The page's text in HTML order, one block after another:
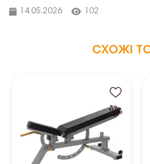
14.05.2026 102
СХОЖІ